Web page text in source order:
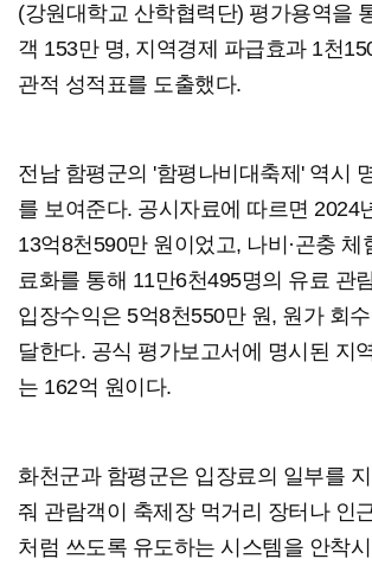
(강원대학교 산학협력단) 평가용역을
객 153만 명, 지역경제 파급효과 1천
관적 성적표를 도출했다.
전남 함평군의 '함평나비대축제' 역시
를 보여준다. 공시자료에 따르면 2024
13억8천590만 원이었고, 나비·곤충 체
료화를 통해 11만6천495명의 유료 관
입장수익은 5억8천550만 원, 원가 회수
달한다. 공식 평가보고서에 명시된 지
는 162억 원이다.
화천군과 함평군은 입장료의 일부를
줘 관람객이 축제장 먹거리 장터나 인
처럼 쓰도록 유도하는 시스템을 안착